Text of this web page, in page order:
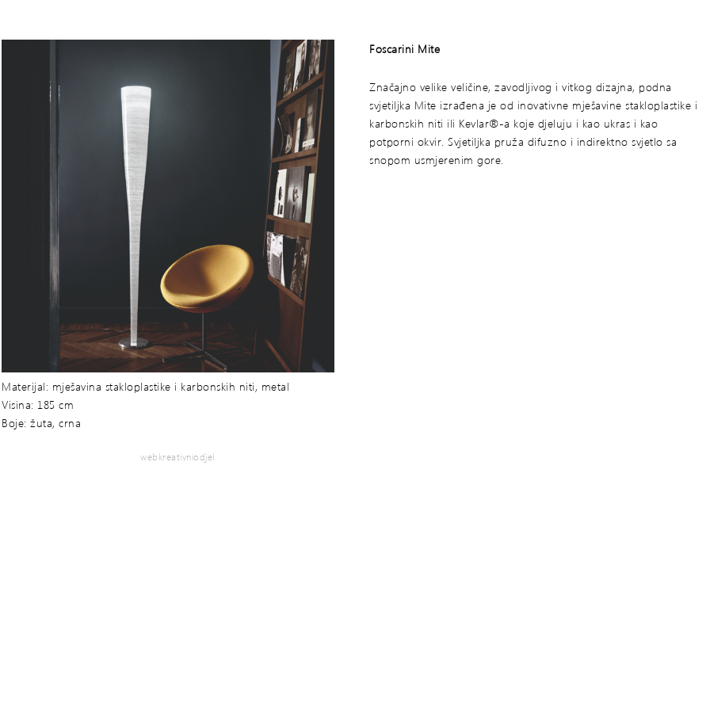
Materijal: mješavina stakloplastike i karbonskih niti, metal
Visina: 185 cm
Boje: žuta, crna
Foscarini Mite
Značajno velike veličine, zavodljivog i vitkog dizajna, podna
svjetiljka Mite izrađena je od inovativne mješavine stakloplastike i
karbonskih niti ili Kevlar®-a koje djeluju i kao ukras i kao
potporni okvir. Svjetiljka pruža difuzno i indirektno svjetlo sa
snopom usmjerenim gore.
webkreativniodjel